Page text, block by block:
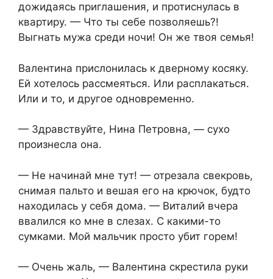
дожидаясь приглашения, и протиснулась в
квартиру. — Что ты себе позволяешь?!
Выгнать мужа среди ночи! Он же твоя семья!
Валентина прислонилась к дверному косяку.
Ей хотелось рассмеяться. Или расплакаться.
Или и то, и другое одновременно.
— Здравствуйте, Нина Петровна, — сухо
произнесла она.
— Не начинай мне тут! — отрезала свекровь,
снимая пальто и вешая его на крючок, будто
находилась у себя дома. — Виталий вчера
ввалился ко мне в слезах. С какими-то
сумками. Мой мальчик просто убит горем!
— Очень жаль, — Валентина скрестила руки